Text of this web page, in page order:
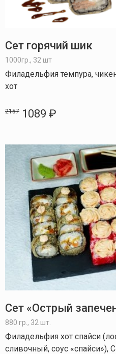
Сет горячий шик
1000гр., 32 шт
Филадельфия темпура,
хот
2157 1089 ₽
Сет «Острый
880 гр., 32 шт.
Филадельфия хот спайси
сливочный, соус «спайси»),